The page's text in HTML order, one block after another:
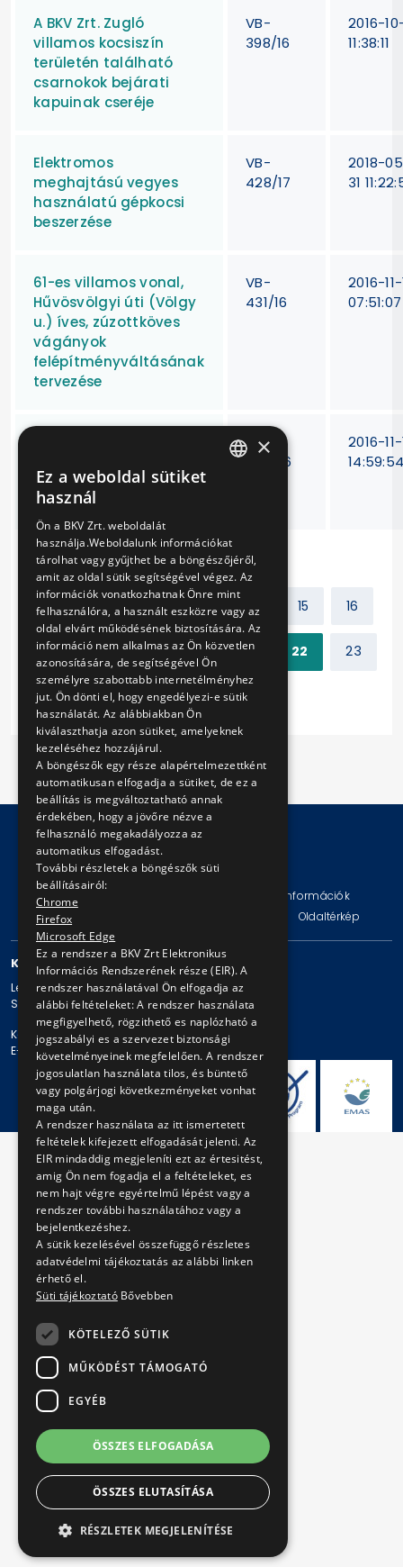
A BKV Zrt. Zugló
villamos kocsiszín
területén található
csarnokok bejárati
kapuinak cseréje
VB-
398/16
2016-
11:38:11
Elektromos
meghajtású vegyes
használatú gépkocsi
beszerzése
VB-
428/17
2018-
31
61-es villamos vonal,
Hűvösvölgyi úti (Völgy
u.) íves, zúzottköves
vágányok
felépítményváltásának
tervezése
VB-
431/16
2016-
07:51:07
üzemű csuklós
autóbusz beszerzése
VB-
440/16
2016-
Előző 1 2 ... 14 15 16
17 18 19 20 21 22 23
Következő
© Copyright 2026 BKV Zrt.
Impresszum
Technikai információk
Adatvédelmi politika és tájékoztatások
Oldaltérkép
KAPCSOLAT
Levelezési cím: 1980 Budapest, Pf. 11.
Székhely: 1980 Budapest, Akácfa u. 15.
Központi telefonszám: + 36 1 461-65-00
E-mail cím: bkv@bkv.hu
×
Ez a weboldal sütiket
használ
Ön a BKV Zrt. weboldalát
használja.Weboldalunk információkat
tárolhat vagy gyűjthet be a böngészőjéről,
amit az oldal sütik segítségével végez. Az
információk vonatkozhatnak Önre mint
felhasználóra, a használt eszközre vagy az
oldal elvárt működésének biztosítására. Az
információ nem alkalmas az Ön közvetlen
azonosítására, de segítségével Ön
személyre szabottabb internetélményhez
jut. Ön dönti el, hogy engedélyezi-e sütik
használatát. Az alábbiakban Ön
kiválaszthatja azon sütiket, amelyeknek
kezeléséhez hozzájárul.
A böngészők egy része alapértelmezettként
automatikusan elfogadja a sütiket, de ez a
beállítás is megváltoztatható annak
érdekében, hogy a jövőre nézve a
felhasználó megakadályozza az
automatikus elfogadást.
További részletek a böngészők süti
beállításairól:
Chrome
Firefox
Microsoft Edge
Ez a rendszer a BKV Zrt Elektronikus
Információs Rendszerének része (EIR). A
rendszer használatával Ön elfogadja az
alábbi feltételeket: A rendszer használata
megfigyelhető, rögzithető es naplózható a
jogszabályi es a szervezet biztonsági
követelményeinek megfelelően. A rendszer
jogosulatlan használata tilos, és büntető
vagy polgárjogi következményeket vonhat
maga után.
A rendszer használata az itt ismertetett
feltételek kifejezett elfogadását jelenti. Az
EIR mindaddig megjeleníti ezt az értesitést,
amig Ön nem fogadja el a feltételeket, es
nem hajt végre egyértelmű lépést vagy a
rendszer további használatához vagy a
bejelentkezéshez.
A sütik kezelésével összefüggő részletes
adatvédelmi tájékoztatás az alábbi linken
érhető el.
Süti tájékoztató Bővebben
KÖTELEZŐ SÜTIK
MŰKÖDÉST TÁMOGATÓ
EGYÉB
ÖSSZES ELFOGADÁSA
ÖSSZES ELUTASÍTÁSA
RÉSZLETEK MEGJELENÍTÉSE